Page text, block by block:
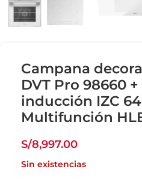
Campana
DVT Pro 98660
inducción IZC
Multifunción
S/8,997.00
Sin existencias